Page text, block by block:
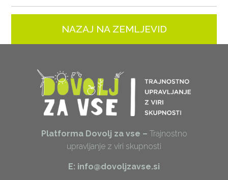
NAZAJ NA ZEMLJEVID
Platforma Dovolj za vse – Trajnostno
upravljanje z viri skupnosti
E: info@dovoljzavse.si